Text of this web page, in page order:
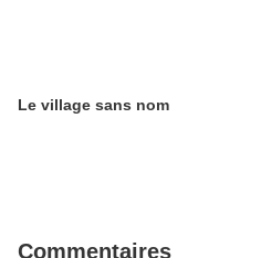
Le village sans nom
Commentaires